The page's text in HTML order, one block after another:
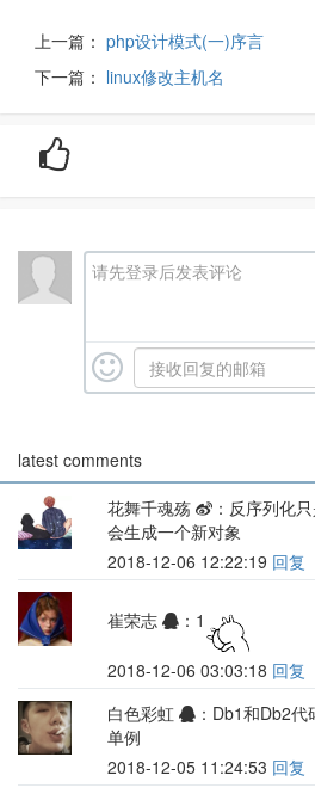
上一篇： php设计模式(一)序言
下一篇： linux修改主机名
请先登录后发表评论
latest comments
花舞千魂殇
：反序列化
会生成一个新对象
2018-12-06 12:22:19 回复
崔荣志 ：1
2018-12-06 03:03:18 回复
白色彩虹
：Db1和Db2代
单例
2018-12-05 11:24:53 回复